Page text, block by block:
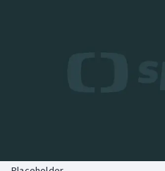
Biatlon
Aplikace ČT sport